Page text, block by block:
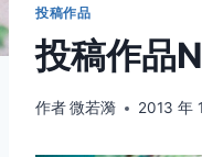
投稿作品
投稿作品
作者微若漪 2013 年